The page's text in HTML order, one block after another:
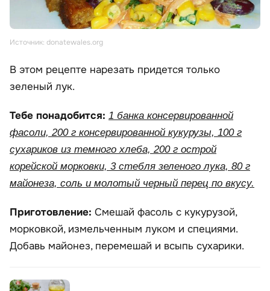
Источник: donatewales.org
В этом рецепте нарезать придется только
зеленый лук.
Тебе понадобится: 1 банка консервированной
фасоли, 200 г консервированной кукурузы, 100 г
сухариков из темного хлеба, 200 г острой
корейской морковки, 3 стебля зеленого лука, 80 г
майонеза, соль и молотый черный перец по вкусу.
Приготовление: Смешай фасоль с кукурузой,
морковкой, измельченным луком и специями.
Добавь майонез, перемешай и всыпь сухарики.